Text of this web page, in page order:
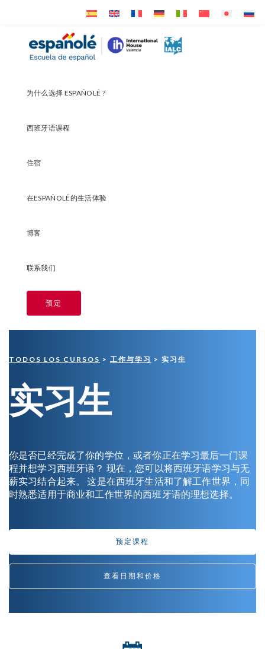
primary
为什么选择 ESPAÑOLÉ ?
西班牙语课程
住宿
在ESPAÑOLÉ的生活体验
博客
联系我们
预定
TODOS LOS CURSOS > 工作与学习 > 实习生
实习生
你是否已经完成了你的学位，或者你正在学习最后一门课
程并想学习西班牙语？ 现在，您可以将西班牙语学习与无
薪实习结合起来。 这是在西班牙生活和了解工作世界，同
时熟悉适用于商业和工作世界的西班牙语的理想选择。
预定课程
查看日期和价格